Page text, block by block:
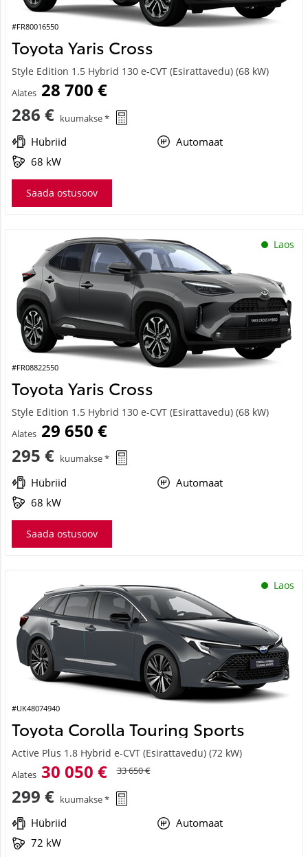
#FR80016550
Toyota Yaris Cross
Style Edition 1.5 Hybrid 130 e-CVT (Esirattavedu) (68 kW)
Alates 28 700 €
286 € kuumakse *
Hübriid
Automaat
68 kW
Saada ostusoov
Laos
#FR08822550
Toyota Yaris Cross
Style Edition 1.5 Hybrid 130 e-CVT (Esirattavedu) (68 kW)
Alates 29 650 €
295 € kuumakse *
Hübriid
Automaat
68 kW
Saada ostusoov
Laos
#UK48074940
Toyota Corolla Touring Sports
Active Plus 1.8 Hybrid e-CVT (Esirattavedu) (72 kW)
Alates 30 050 € 33 650 €
299 € kuumakse *
Hübriid
Automaat
72 kW